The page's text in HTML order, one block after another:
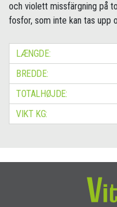
och violett missfärgning på
fosfor, som inte kan tas upp
LÆNGDE:
BREDDE:
TOTALHØJDE:
VIKT KG: